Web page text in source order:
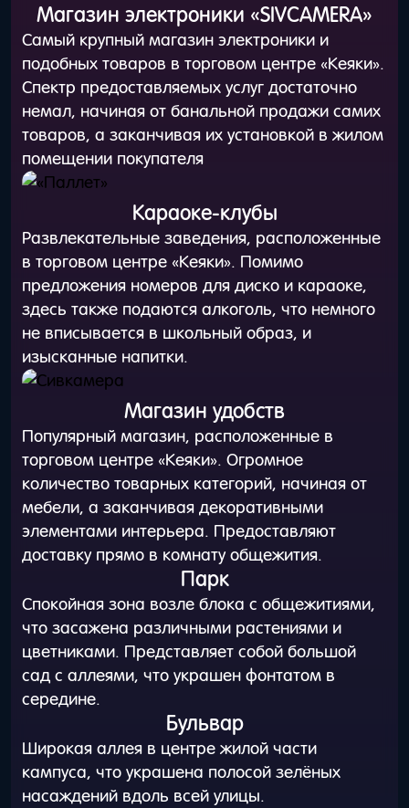
Магазин электроники «SIVCAMERA»
Самый крупный магазин электроники и
подобных товаров в торговом центре «Кеяки».
Спектр предоставляемых услуг достаточно
немал, начиная от банальной продажи самих
товаров, а заканчивая их установкой в жилом
помещении покупателя
Караоке-клубы
Развлекательные заведения, расположенные
в торговом центре «Кеяки». Помимо
предложения номеров для диско и караоке,
здесь также подаются алкоголь, что немного
не вписывается в школьный образ, и
изысканные напитки.
Магазин удобств
Популярный магазин, расположенные в
торговом центре «Кеяки». Огромное
количество товарных категорий, начиная от
мебели, а заканчивая декоративными
элементами интерьера. Предоставляют
доставку прямо в комнату общежития.
Парк
Спокойная зона возле блока с общежитиями,
что засажена различными растениями и
цветниками. Представляет собой большой
сад с аллеями, что украшен фонтатом в
середине.
Бульвар
Широкая аллея в центре жилой части
кампуса, что украшена полосой зелёных
насаждений вдоль всей улицы.